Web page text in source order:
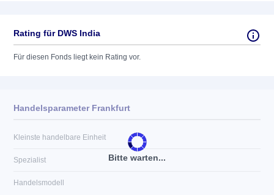
Rating für DWS India
Für diesen Fonds liegt kein Rating vor.
Bitte warten...
Handelsparameter Frankfurt
Kleinste handelbare Einheit
Spezialist
Handelsmodell